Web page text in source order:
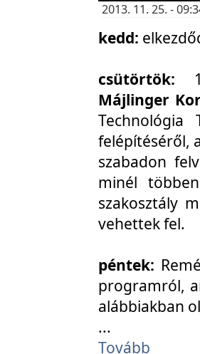
2013. 11. 25. -
kedd:
csütörtök:
Májlinger
Technológia
felépítéséről,
szabadon
minél
szakosztály
vehettek fel.
péntek:
programról,
alábbiakban
...
Tovább